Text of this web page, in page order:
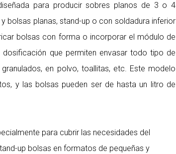
para producir sobres planos de 3 o 4
bolsas planas, stand-up o con soldadura inferior
bolsas con forma o incorporar el módulo de
que permiten envasar todo tipo de
en polvo, toallitas, etc. Este modelo
y las bolsas pueden ser de hasta un litro de
para cubrir las necesidades del
up bolsas en formatos de pequeñas y